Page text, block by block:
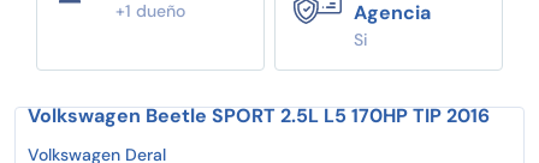
+1 dueño
Agencia
Si
Volkswagen Beetle SPORT 2.5L L5 170HP TIP 2016
Volkswagen Deral